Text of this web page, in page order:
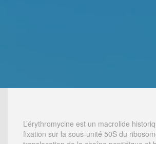
L’érythromycine est un macrolide
fixation sur la sous-unité 50S du